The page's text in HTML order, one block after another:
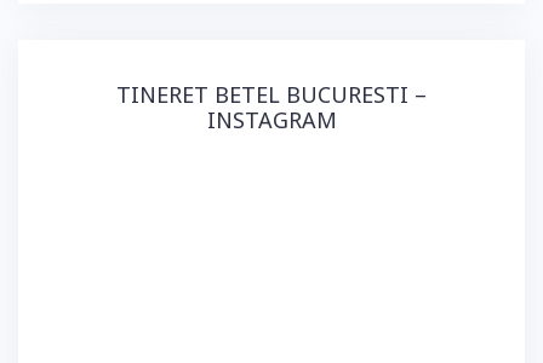
TINERET BETEL BUCURESTI –
INSTAGRAM